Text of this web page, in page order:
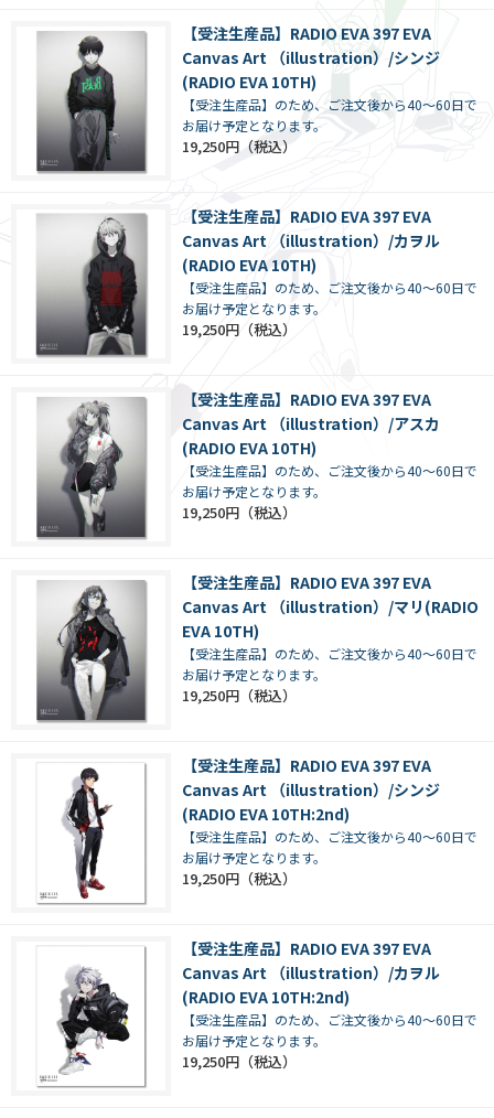
【受注生産品】RADIO EVA 397 EVA
Canvas Art （illustration）/シンジ
(RADIO EVA 10TH)
【受注生産品】のため、ご注文後から40～60日で
お届け予定となります。
19,250円
【受注生産品】RADIO EVA 397 EVA
Canvas Art （illustration）/カヲル
(RADIO EVA 10TH)
【受注生産品】のため、ご注文後から40～60日で
お届け予定となります。
19,250円
【受注生産品】RADIO EVA 397 EVA
Canvas Art （illustration）/アスカ
(RADIO EVA 10TH)
【受注生産品】のため、ご注文後から40～60日で
お届け予定となります。
19,250円
【受注生産品】RADIO EVA 397 EVA
Canvas Art （illustration）/マリ(RADIO
EVA 10TH)
【受注生産品】のため、ご注文後から40～60日で
お届け予定となります。
19,250円
【受注生産品】RADIO EVA 397 EVA
Canvas Art （illustration）/シンジ
(RADIO EVA 10TH:2nd)
【受注生産品】のため、ご注文後から40～60日で
お届け予定となります。
19,250円
【受注生産品】RADIO EVA 397 EVA
Canvas Art （illustration）/カヲル
(RADIO EVA 10TH:2nd)
【受注生産品】のため、ご注文後から40～60日で
お届け予定となります。
19,250円